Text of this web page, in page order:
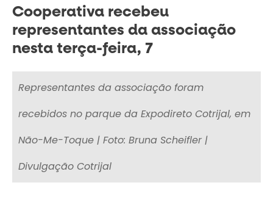
Cooperativa recebeu
representantes da associação
nesta terça-feira, 7
Representantes da associação foram
recebidos no parque da Expodireto Cotrijal, em
Não-Me-Toque | Foto: Bruna Scheifler |
Divulgação Cotrijal